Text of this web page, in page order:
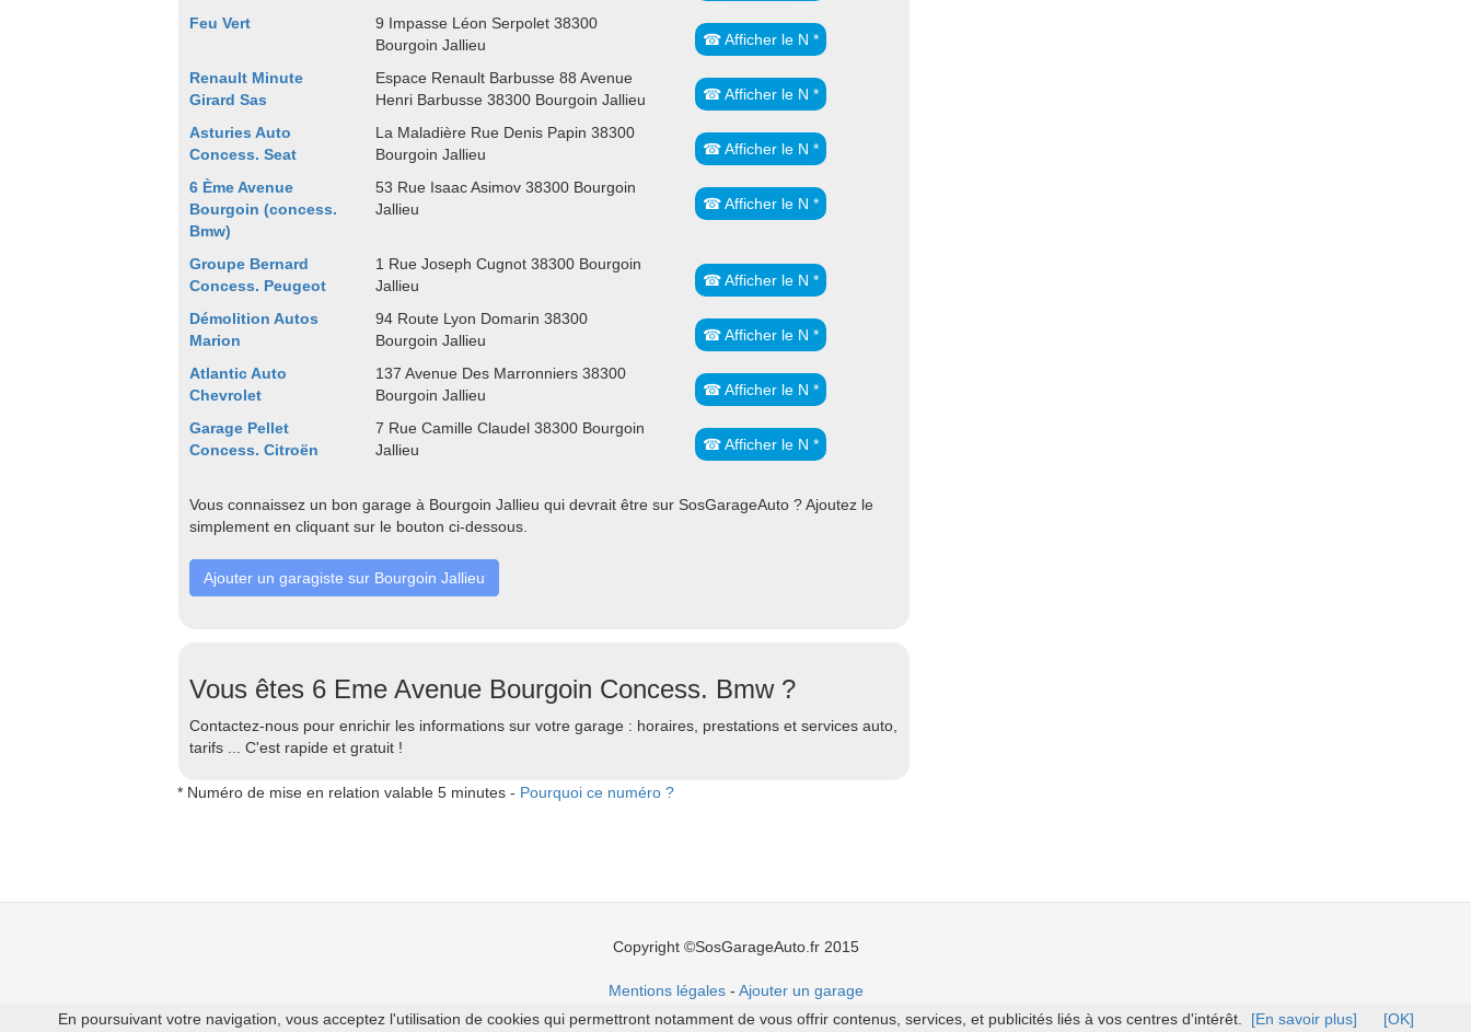
Feu Vert
9 Impasse Léon Serpolet 38300
Bourgoin Jallieu
☎ Afficher le N *
Renault Minute
Girard Sas
Espace Renault Barbusse 88 Avenue
Henri Barbusse 38300 Bourgoin Jallieu
☎ Afficher le N *
Asturies Auto
Concess. Seat
La Maladière Rue Denis Papin 38300
Bourgoin Jallieu
☎ Afficher le N *
6 Ème Avenue
Bourgoin (concess.
Bmw)
53 Rue Isaac Asimov 38300 Bourgoin
Jallieu
☎ Afficher le N *
Groupe Bernard
Concess. Peugeot
1 Rue Joseph Cugnot 38300 Bourgoin
Jallieu
☎ Afficher le N *
Démolition Autos
Marion
94 Route Lyon Domarin 38300
Bourgoin Jallieu
☎ Afficher le N *
Atlantic Auto
Chevrolet
137 Avenue Des Marronniers 38300
Bourgoin Jallieu
☎ Afficher le N *
Garage Pellet
Concess. Citroën
7 Rue Camille Claudel 38300 Bourgoin
Jallieu
☎ Afficher le N *
Vous connaissez un bon garage à Bourgoin Jallieu qui devrait être sur SosGarageAuto ? Ajoutez le
simplement en cliquant sur le bouton ci-dessous.
Ajouter un garagiste sur Bourgoin Jallieu
Vous êtes 6 Eme Avenue Bourgoin Concess. Bmw ?
Contactez-nous pour enrichir les informations sur votre garage : horaires, prestations et services auto,
tarifs ... C'est rapide et gratuit !
* Numéro de mise en relation valable 5 minutes - Pourquoi ce numéro ?
Copyright ©SosGarageAuto.fr 2015
Mentions légales- Ajouter un garage
En poursuivant votre navigation, vous acceptez l'utilisation de cookies qui permettront notamment de vous offrir contenus, services, et publicités liés à vos centres d'intérêt.
[En savoir plus] [OK]